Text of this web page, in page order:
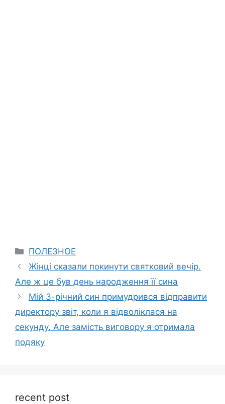
Categories
ПОЛЕЗНОЕ
Жінці сказали покинути святковий вечір.
Але ж це був день народження її сина
Мій 3-річний син примудрився відправити
директору звіт, коли я відволіклася на
секунду. Але замість виговору я отримала
подяку
recent post